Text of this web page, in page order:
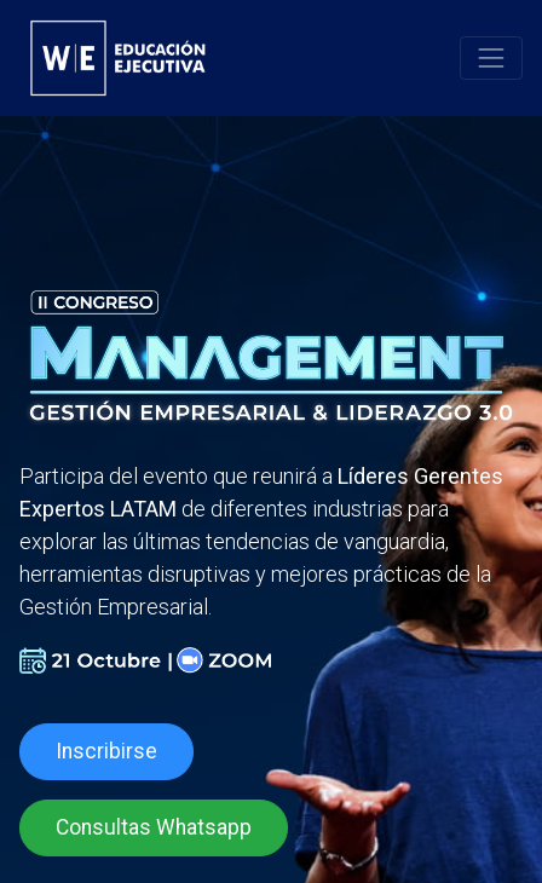
Participa del evento que reunirá a Líderes Gerentes
Expertos LATAM de diferentes industrias para
explorar las últimas tendencias de vanguardia,
herramientas disruptivas y mejores prácticas de la
Gestión Empresarial.
Inscribirse
Consultas Whatsapp